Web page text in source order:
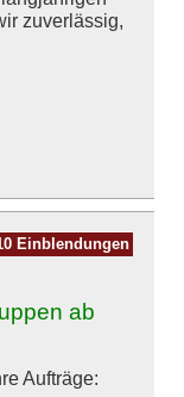
zuverlässig,
Einblendungen
ab
Aufträge: